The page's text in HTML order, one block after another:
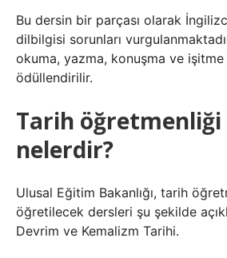
Bu dersin bir parçası olarak
dilbilgisi sorunları
okuma, yazma, konuşma ve
ödüllendirilir.
Tarih
nelerdir?
Ulusal Eğitim Bakanlığı, tarih
öğretilecek dersleri şu şekilde
Devrim ve Kemalizm Tarihi.